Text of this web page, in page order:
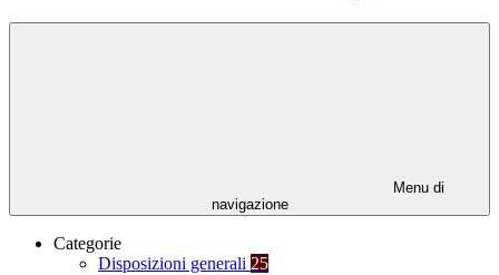
Menu di
navigazione
Categorie
Disposizioni generali 25